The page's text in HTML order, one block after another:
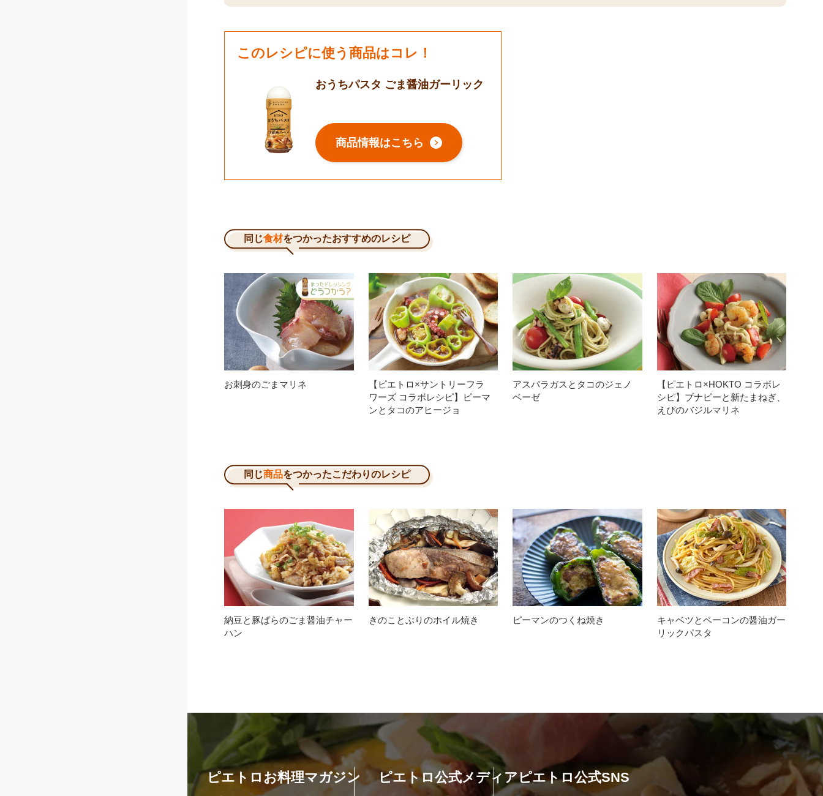
このレシピに使う商品はコレ！
おうちパスタ ごま醤油ガーリック
商品情報はこちら
同じ食材をつかったおすすめのレシピ
お刺身のごまマリネ
【ピエトロ×サントリーフラ
ワーズ コラボレシピ】ピーマ
ンとタコのアヒージョ
アスパラガスとタコのジェノ
ベーゼ
【ピエトロ×HOKTO コラボレ
シピ】ブナピーと新たまねぎ、
えびのバジルマリネ
同じ商品をつかったこだわりのレシピ
納豆と豚ばらのごま醤油チャー
ハン
きのことぶりのホイル焼き ピーマンのつくね焼き
キャベツとベーコンの醤油ガー
リックパスタ
ピエトロお料理マガジン ピエトロ公式メディアピエトロ公式SNS